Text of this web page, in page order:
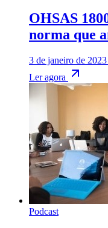
OHSAS
norma que
3 de janeiro de 2023
Ler agora
Podcast